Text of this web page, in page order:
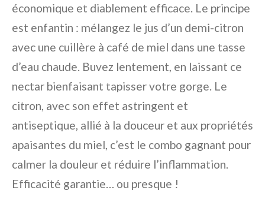
économique et diablement efficace. Le principe
est enfantin : mélangez le jus d’un demi-citron
avec une cuillère à café de miel dans une tasse
d’eau chaude. Buvez lentement, en laissant ce
nectar bienfaisant tapisser votre gorge. Le
citron, avec son effet astringent et
antiseptique, allié à la douceur et aux propriétés
apaisantes du miel, c’est le combo gagnant pour
calmer la douleur et réduire l’inflammation.
Efficacité garantie… ou presque !